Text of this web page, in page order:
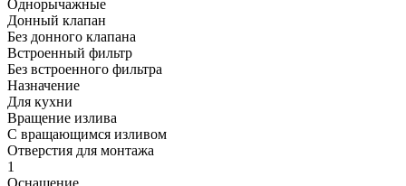
Однорычажные
Донный клапан
Без донного клапана
Встроенный фильтр
Без встроенного фильтра
Назначение
Для кухни
Вращение излива
С вращающимся изливом
Отверстия для монтажа
1